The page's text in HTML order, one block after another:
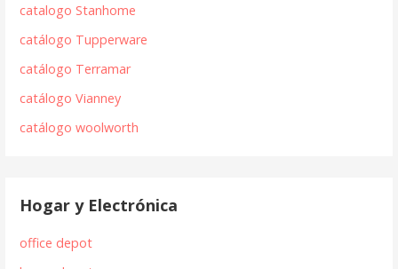
catalogo Stanhome
catálogo Tupperware
catálogo Terramar
catálogo Vianney
catálogo woolworth
Hogar y Electrónica
office depot